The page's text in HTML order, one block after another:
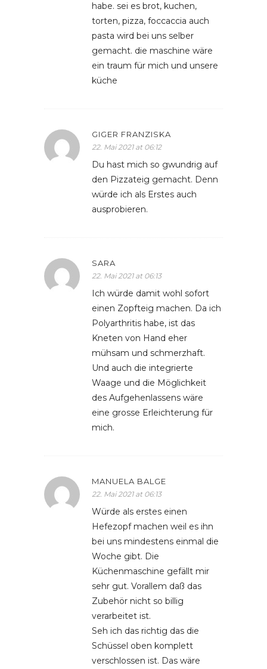
habe. sei es brot, kuchen,
torten, pizza, foccaccia auch
pasta wird bei uns selber
gemacht. die maschine wäre
ein traum für mich und unsere
küche
GIGER FRANZISKA
22. Mai 2021 at 06:12
Du hast mich so gwundrig auf
den Pizzateig gemacht. Denn
würde ich als Erstes auch
ausprobieren.
SARA
22. Mai 2021 at 06:13
Ich würde damit wohl sofort
einen Zopfteig machen. Da ich
Polyarthritis habe, ist das
Kneten von Hand eher
mühsam und schmerzhaft.
Und auch die integrierte
Waage und die Möglichkeit
des Aufgehenlassens wäre
eine grosse Erleichterung für
mich.
MANUELA BALGE
22. Mai 2021 at 06:13
Würde als erstes einen
Hefezopf machen weil es ihn
bei uns mindestens einmal die
Woche gibt. Die
Küchenmaschine gefällt mir
sehr gut. Vorallem daß das
Zubehör nicht so billig
verarbeitet ist.
Seh ich das richtig das die
Schüssel oben komplett
verschlossen ist. Das wäre